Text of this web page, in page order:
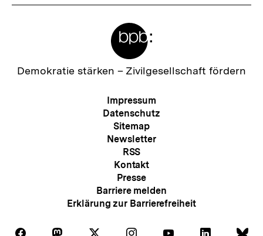
Zur
Demokratie stärken – Zivilgesellschaft fördern
Meta-
Navigation
Impressum
Datenschutz
Sitemap
Newsletter
RSS
Kontakt
Presse
Barriere melden
Erklärung zur Barrierefreiheit